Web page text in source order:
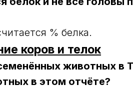
% белка.
коров и телок
животных в
в этом отчёте?